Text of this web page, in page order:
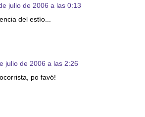
julio de 2006 a las 0:13
del estío...
julio de 2006 a las 2:26
po favó!